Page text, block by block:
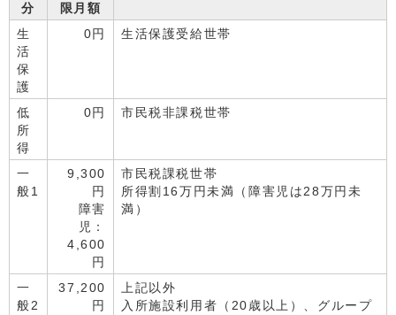
分
限月額
生
活
保
護
0円 生活保護受給世帯
低
所
得
0円 市民税非課税世帯
一
般1
9,300
円
障害
児：
4,600
円
市民税課税世帯
所得割16万円未満（障害児は28万円未
満）
一
般2
37,200
円
上記以外
入所施設利用者（20歳以上）、グループ